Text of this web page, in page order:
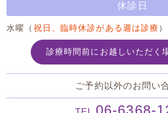
休診日
水曜（ 祝日、臨時休診がある週は診療
診療時間前にお越しいただく
ご予約以外のお問い